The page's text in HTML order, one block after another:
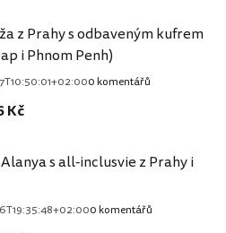
z Prahy s odbaveným kufrem
i Phnom Penh)
0 komentářů
Kč
s all-inclusvie z Prahy i
0 komentářů